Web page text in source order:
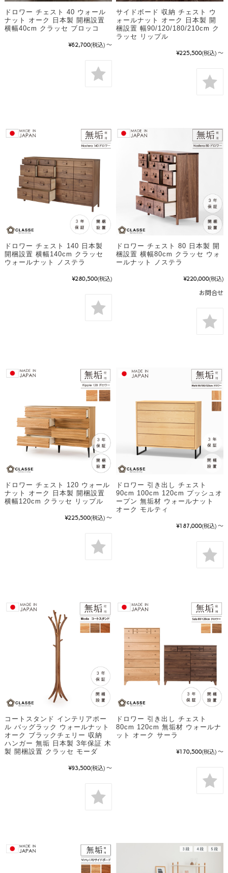
ドロワー チェスト 40 ウォール
ナット オーク 日本製 開梱設置
横幅40cm クラッセ ブロッコ
¥62,700(税込) ～
サイドボード 収納 チェスト ウ
ォールナット オーク 日本製 開
梱設置 幅90/120/180/210cm ク
ラッセ リップル
¥225,500(税込) ～
ドロワー チェスト 140 日本製
開梱設置 横幅140cm クラッセ
ウォールナット ノステラ
¥280,500(税込)
ドロワー チェスト 80 日本製 開
梱設置 横幅80cm クラッセ ウォ
ールナット ノステラ
¥220,000(税込)
お問合せ
ドロワー チェスト 120 ウォール
ナット オーク 日本製 開梱設置
横幅120cm クラッセ リップル
¥225,500(税込) ～
ドロワー 引き出し チェスト
90cm 100cm 120cm プッシュオ
ープン 無垢材 ウォールナット
オーク モルティ
¥187,000(税込) ～
コートスタンド インテリアポー
ル バッグラック ウォールナット
オーク ブラックチェリー 収納
ハンガー 無垢 日本製 3年保証 木
製 開梱設置 クラッセ モーダ
¥93,500(税込) ～
ドロワー 引き出し チェスト
80cm 120cm 無垢材 ウォールナ
ット オーク サーラ
¥170,500(税込) ～